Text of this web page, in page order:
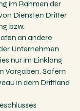
im Rahmen der
Diensten Dritter
bzw.
an andere
Unternehmen
nur im Einklang
Vorgaben. Sofern
in dem Drittland